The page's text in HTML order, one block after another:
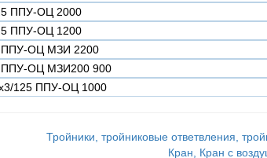
ППУ-ОЦ 2000
ППУ-ОЦ 1200
ППУ-ОЦ МЗИ 2200
ППУ-ОЦ МЗИ200 900
125 ППУ-ОЦ 1000
Тройники, тройниковые ответвления,
Кран, Кран с